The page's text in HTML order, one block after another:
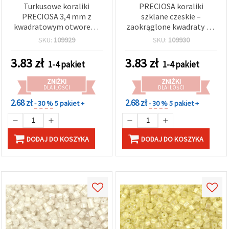
Turkusowe koraliki
PRECIOSA 3,4 mm z
kwadratowym otworem,
20 g (ok. 320 szt.) –
biżuterii i projektów
kreatywnych
SKU: 109929
3.83zł 1-4 pakiet
ZNIŻKI
DLA ILOŚCI
2.68 zł- 30 %5 pakiet +
DODAJ DO KOSZYKA
PRECIOSA koraliki
szklane czeskie –
zaokrąglone kwadraty 3,4
x 3,4 mm, otwór
nieprzezroczysty
jaskrawozielony, 20 g
(~320 szt.)
SKU: 109930
3.83zł 1-4 pakiet
ZNIŻKI
DLA ILOŚCI
2.68 zł- 30 %5 pakiet +
DODAJ DO KOSZYKA